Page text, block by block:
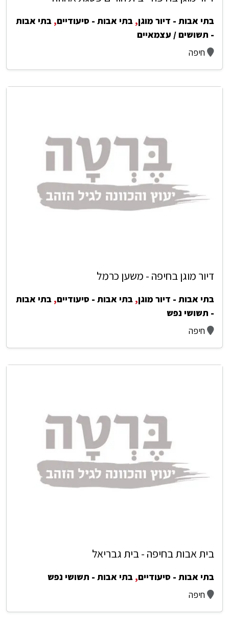
בתי אבות - דיור מוגן, בתי אבות - סיעודיים, בתי אבות
- תשושים / עצמאיים
חיפה
דיור מוגן בחיפה - משען כרמל
בתי אבות - דיור מוגן, בתי אבות - סיעודיים, בתי אבות
- תשושי נפש
חיפה
בית אבות בחיפה - בית גבריאל
בתי אבות - סיעודיים, בתי אבות - תשושי נפש
חיפה